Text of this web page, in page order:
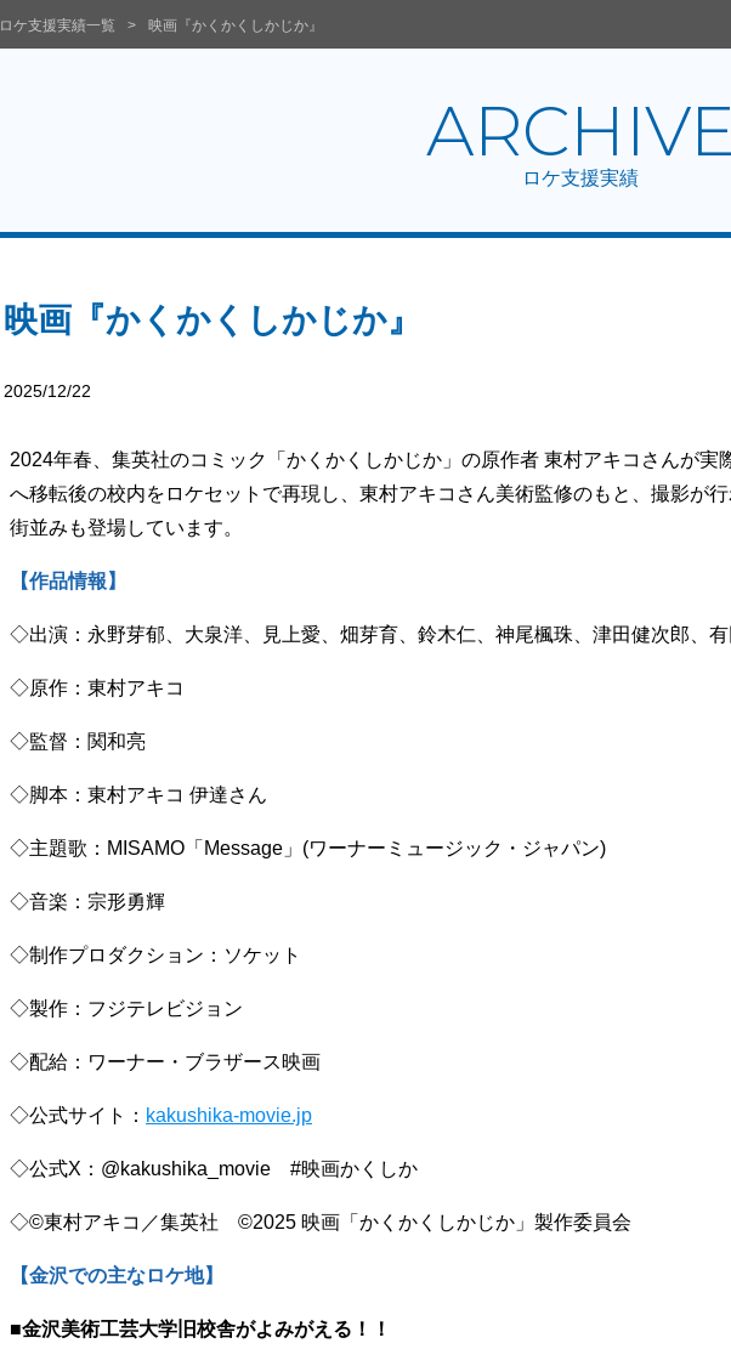
ロケ支援実績一覧 映画『かくかくしかじか』
ロケ支援実績
映画『かくかくしかじか』
2025/12/22
2024年春、集英社のコミック「かくかくしかじか」の原作者 東村アキコさんが
へ移転後の校内をロケセットで再現し、東村アキコさん美術監修のもと、撮影が
街並みも登場しています。
【作品情報】
◇出演：永野芽郁、大泉洋、見上愛、畑芽育、鈴木仁、神尾楓珠、津田健次郎、
◇原作：東村アキコ
◇監督：関和亮
◇脚本：東村アキコ 伊達さん
◇主題歌：MISAMO「Message」(ワーナーミュージック・ジャパン)
◇音楽：宗形勇輝
◇制作プロダクション：ソケット
◇製作：フジテレビジョン
◇配給：ワーナー・ブラザース映画
◇公式サイト： kakushika-movie.jp
◇公式X：@kakushika_movie #映画かくしか
◇©東村アキコ／集英社 ©2025 映画「かくかくしかじか」製作委員会
【金沢での主なロケ地】
■金沢美術工芸大学旧校舎がよみがえる！！